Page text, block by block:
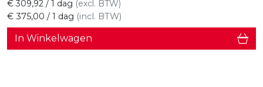
€ 375,00 / 1 dag (incl. BTW)
€ 309,92 / 1 dag (excl. BTW)
In Winkelwagen